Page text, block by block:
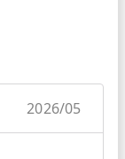
2026/05